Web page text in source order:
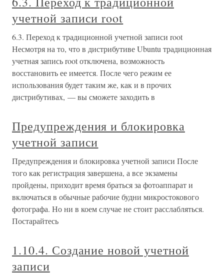
учетной записи root
6.3. Переход к традиционной учетной записи root
Несмотря на то, что в дистрибутиве Ubuntu традиционная
учетная запись root отключена, возможность
восстановить ее имеется. После чего режим ее
использования будет таким же, как и в прочих
дистрибутивах, — вы сможете заходить в
Предупреждения и блокировка
учетной записи
Предупреждения и блокировка учетной записи После
того как регистрация завершена, а все экзамены
пройдены, приходит время браться за фотоаппарат и
включаться в обычные рабочие будни микростокового
фотографа. Но ни в коем случае не стоит расслабляться.
Постарайтесь
1.10.4. Создание новой учетной
записи